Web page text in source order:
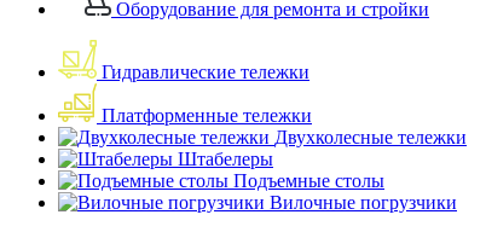
Оборудование для ремонта и стройки
Гидравлические тележки
Платформенные тележки
Двухколесные тележки
Штабелеры
Подъемные столы
Вилочные погрузчики